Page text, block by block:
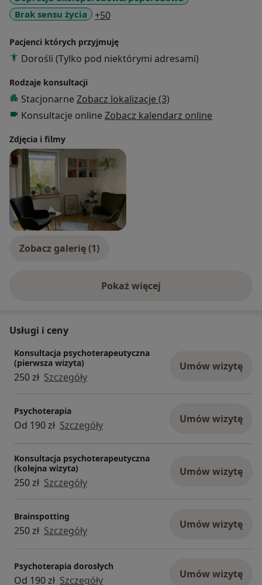
Brak sensu życia
+50a11y_sr_more_diseases
Pacjenci których przyjmuję
Dorośli (Tylko pod niektórymi adresami)
Rodzaje konsultacji
Stacjonarne Zobacz lokalizacje (3)
Konsultacje online Zobacz kalendarz online
Zdjęcia i filmy
Zobacz galerię (1)
Pokaż więcejo doświadczeniu
Usługi i ceny
Konsultacja psychoterapeutyczna
(pierwsza wizyta)
250 zł Szczegóły
Umów wizytę
Psychoterapia
Od 190 zł Szczegóły Umów wizytę
Konsultacja psychoterapeutyczna
(kolejna wizyta)
250 zł Szczegóły
Umów wizytę
Brainspotting
250 zł Szczegóły Umów wizytę
Psychoterapia dorosłych
Od 190 zł Szczegóły Umów wizytę